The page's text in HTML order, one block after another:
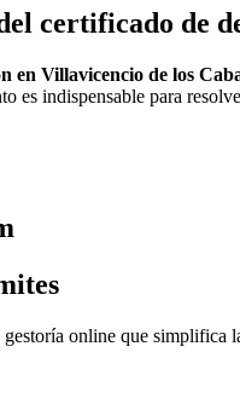
certificado de
en Villavicencio de los
es indispensable para
gestoría online que simplifica